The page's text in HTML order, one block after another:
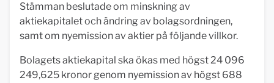
Stämman beslutade om minskning av
aktiekapitalet och ändring av bolagsordningen,
samt om nyemission av aktier på följande villkor.
Bolagets aktiekapital ska ökas med högst 24 096
249,625 kronor genom nyemission av högst 688